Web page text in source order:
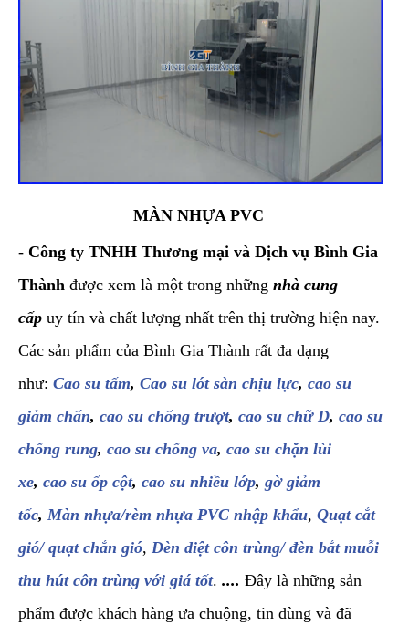
MÀN NHỰA PVC
- Công ty TNHH Thương mại và Dịch vụ Bình Gia
Thành được xem là một trong những nhà cung
cấp uy tín và chất lượng nhất trên thị trường hiện nay.
Các sản phẩm của Bình Gia Thành rất đa dạng
như: Cao su tấm, Cao su lót sàn chịu lực, cao su
giảm chấn, cao su chống trượt, cao su chữ D, cao su
chống rung, cao su chống va, cao su chặn lùi
xe, cao su ốp cột, cao su nhiều lớp, gờ giảm
tốc, Màn nhựa/rèm nhựa PVC nhập khẩu, Quạt cắt
gió/ quạt chắn gió, Đèn diệt côn trùng/ đèn bắt muỗi
thu hút côn trùng với giá tốt. .... Đây là những sản
phẩm được khách hàng ưa chuộng, tin dùng và đã